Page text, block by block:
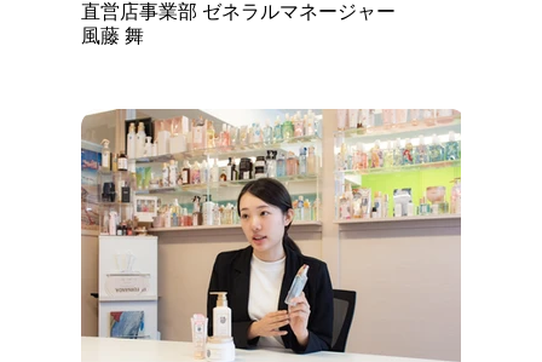
直営店事業部 ゼネラルマネージャー
風藤 舞